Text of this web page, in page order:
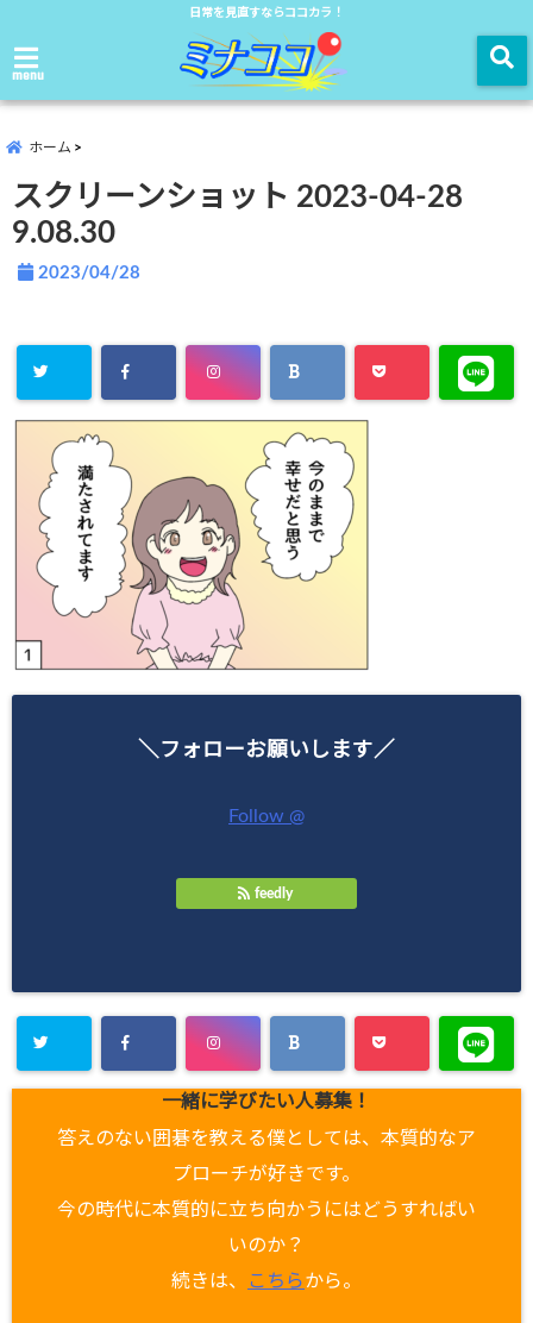
日常を見直すならココカラ！
menu
ホーム
スクリーンショット 2023-04-28
9.08.30
2023/04/28
＼フォローお願いします／
Follow @
feedly
一緒に学びたい人募集！
答えのない囲碁を教える僕としては、本質的なア
プローチが好きです。
今の時代に本質的に立ち向かうにはどうすればい
いのか？
続きは、
こちらから。